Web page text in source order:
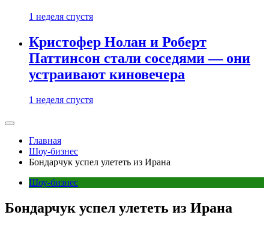
1 неделя спустя
Кристофер Нолан и Роберт
Паттинсон стали соседями — они
устраивают киновечера
1 неделя спустя
Главная
Шоу-бизнес
Бондарчук успел улететь из Ирана
Шоу-бизнес
Бондарчук успел улететь из Ирана